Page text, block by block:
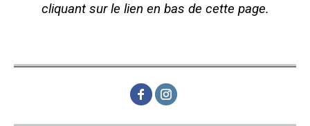
cliquant sur le lien en bas de cette page.